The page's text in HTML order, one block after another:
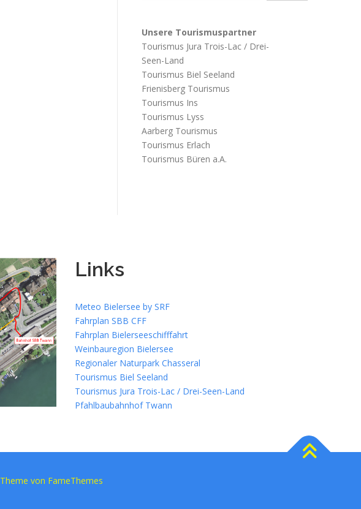
Unsere Tourismuspartner
Tourismus Jura Trois-Lac / Drei-
Seen-Land
Tourismus Biel Seeland
Frienisberg Tourismus
Tourismus Ins
Tourismus Lyss
Aarberg Tourismus
Tourismus Erlach
Tourismus Büren a.A.
Links
Meteo Bielersee by SRF
Fahrplan SBB CFF
Fahrplan Bielerseeschifffahrt
Weinbauregion Bielersee
Regionaler Naturpark Chasseral
Tourismus Biel Seeland
Tourismus Jura Trois-Lac / Drei-Seen-Land
Pfahlbaubahnhof Twann
Theme von FameThemes